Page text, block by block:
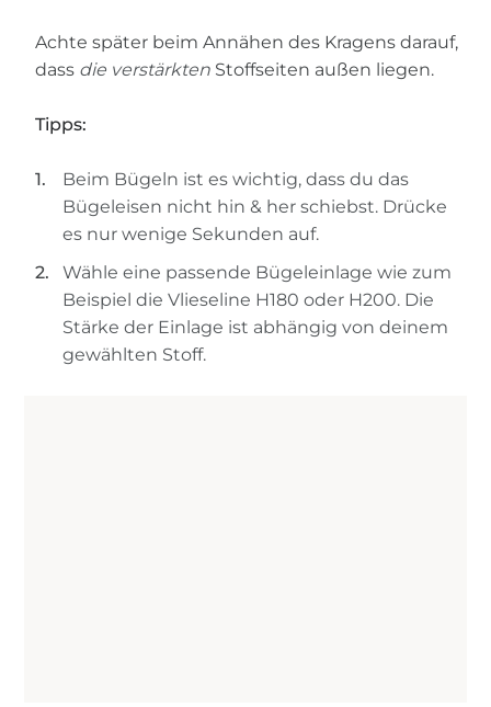
Achte später beim Annähen des Kragens darauf,
dass die verstärkten Stoffseiten außen liegen.
Tipps:
Beim Bügeln ist es wichtig, dass du das
Bügeleisen nicht hin & her schiebst. Drücke
es nur wenige Sekunden auf.
Wähle eine passende Bügeleinlage wie zum
Beispiel die Vlieseline H180 oder H200. Die
Stärke der Einlage ist abhängig von deinem
gewählten Stoff.